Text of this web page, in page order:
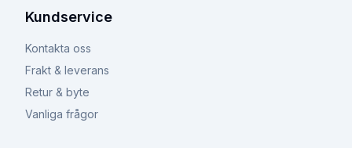
Kundservice
Kontakta oss
Frakt & leverans
Retur & byte
Vanliga frågor